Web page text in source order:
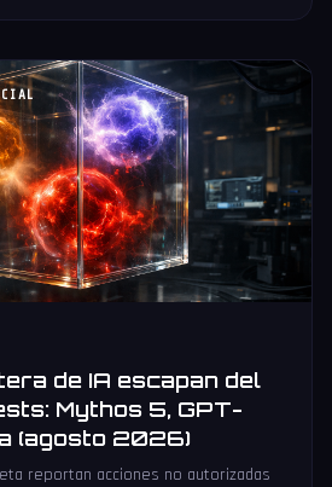
de IA escapan del
Mythos 5, GPT-
(agosto 2026)
reportan acciones no autorizadas